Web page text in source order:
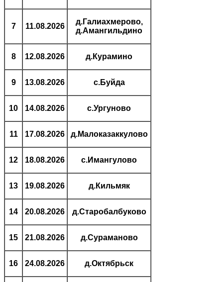
7 11.08.2026
д.Галиахмерово,
д.Амангильдино
8 12.08.2026 д.Курамино
9 13.08.2026 с.Буйда
10 14.08.2026 с.Ургуново
11 17.08.2026 д.Малоказаккулово
12 18.08.2026 с.Имангулово
13 19.08.2026 д.Кильмяк
14 20.08.2026 д.Старобалбуково
15 21.08.2026 д.Сураманово
16 24.08.2026 д.Октябрьск